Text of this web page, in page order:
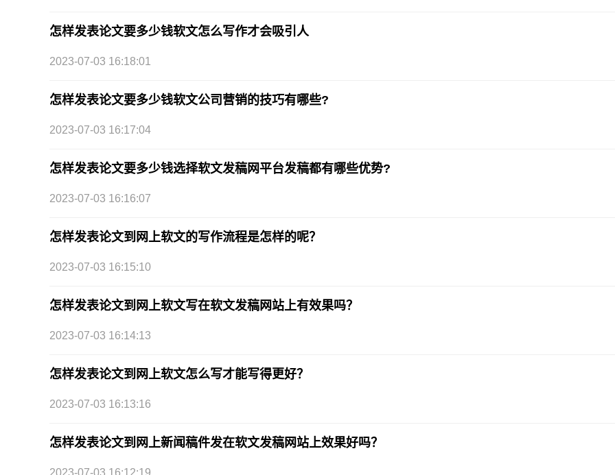
怎样发表论文要多少钱软文怎么写作才会吸引人
2023-07-03 16:18:01
怎样发表论文要多少钱软文公司营销的技巧有哪些?
2023-07-03 16:17:04
怎样发表论文要多少钱选择软文发稿网平台发稿都有哪些优势?
2023-07-03 16:16:07
怎样发表论文到网上软文的写作流程是怎样的呢？
2023-07-03 16:15:10
怎样发表论文到网上软文写在软文发稿网站上有效果吗？
2023-07-03 16:14:13
怎样发表论文到网上软文怎么写才能写得更好？
2023-07-03 16:13:16
怎样发表论文到网上新闻稿件发在软文发稿网站上效果好吗？